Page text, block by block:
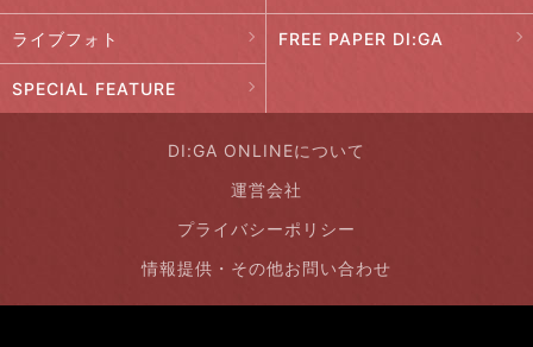
ライブフォト FREE PAPER DI:GA
SPECIAL FEATURE
DI:GA ONLINEについて
運営会社
プライバシーポリシー
情報提供・その他お問い合わせ